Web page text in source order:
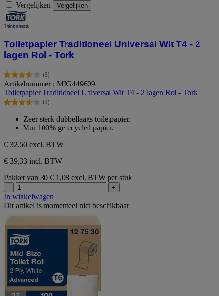
Vergelijken Vergelijken
Toiletpapier Traditioneel Universal Wit T4 - 2
lagen Rol - Tork
(3)
3.7
van
de
5
beoordelingen
Artikelnummer : MIG449609
Toiletpapier Traditioneel Universal Wit T4 - 2 lagen Rol - Tork
(3)
3.7
sterren.
3
beoordelingen
Zeer sterk dubbellaags toiletpapier.
Van 100% gerecycled papier.
€ 32,50 excl. BTW
€ 39,33 incl. BTW
Pakket van 30 € 1,08 excl. BTW per stuk
- +
In winkelwagen
Dit artikel is momenteel niet beschikbaar